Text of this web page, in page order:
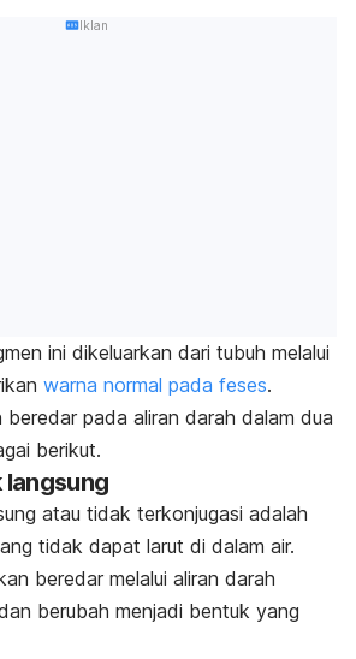
Iklan
ini dikeluarkan dari tubuh melalui
warna normal pada feses.
beredar pada aliran darah dalam dua
berikut.
langsung
atau tidak terkonjugasi adalah
tidak dapat larut di dalam air.
beredar melalui aliran darah
berubah menjadi bentuk yang